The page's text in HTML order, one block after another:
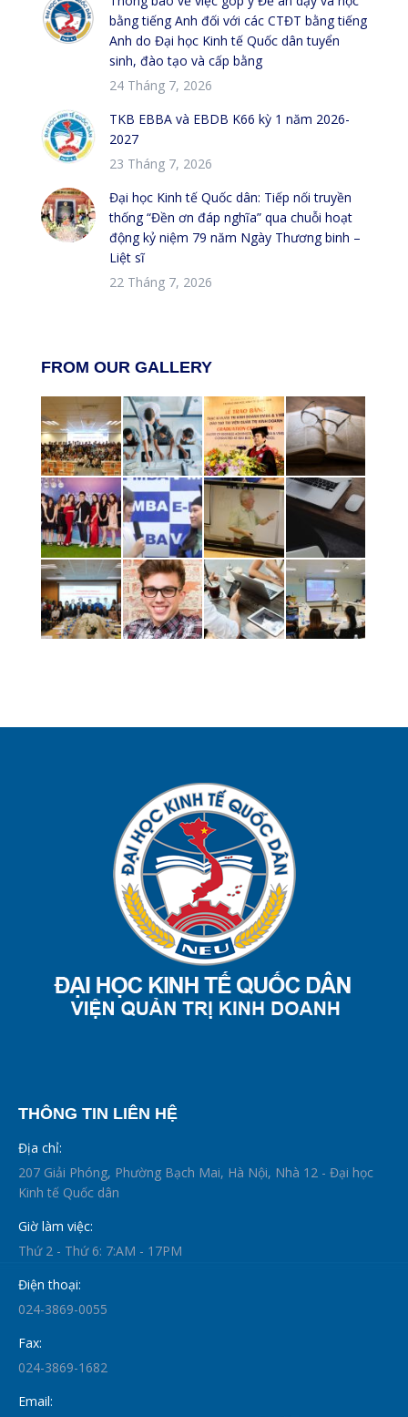
bằng tiếng Anh đối với các CTĐT bằng tiếng
Anh do Đại học Kinh tế Quốc dân tuyển
sinh, đào tạo và cấp bằng
24 Tháng 7, 2026
TKB EBBA và EBDB K66 kỳ 1 năm 2026-
2027
23 Tháng 7, 2026
Đại học Kinh tế Quốc dân: Tiếp nối truyền
thống “Đền ơn đáp nghĩa” qua chuỗi hoạt
động kỷ niệm 79 năm Ngày Thương binh –
Liệt sĩ
22 Tháng 7, 2026
FROM OUR GALLERY
THÔNG TIN LIÊN HỆ
Địa chỉ:
207 Giải Phóng, Phường Bạch Mai, Hà Nội, Nhà 12 - Đại học
Kinh tế Quốc dân
Giờ làm việc:
Thứ 2 - Thứ 6: 7:AM - 17PM
Điện thoại:
024-3869-0055
Fax:
024-3869-1682
Email: